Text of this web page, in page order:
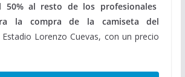
50% al resto de los profesionales
la compra de la camiseta del
Lorenzo Cuevas, con un precio